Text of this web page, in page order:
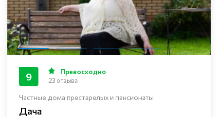
Частные дома престарелых и пансионаты
Дача
9 Превосходно
23 отзыва